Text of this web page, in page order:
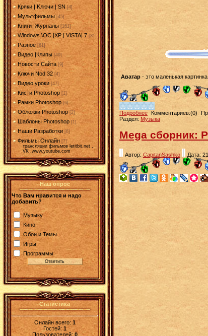
Кряки | Kлючи | SN [4]
Мультфильмы [45]
Книги |Журналы [161]
Windows \OC |XP | VISTA| 7 [31]
Разное [61]
Видео |Клипы [49]
Новости Сайта [9]
Ключи Nod 32 [4]
Видео уроки [47]
Кисти Photoshop [1]
Рамки Photoshop [6]
Обложки Photoshop [2]
Шаблоны Photoshop [1]
Наши Разработки [6]
Фильмы Онлайн [7]
трансляции фильмов letitbit.net ,
VK ,www.youtube.com
Наш опрос
Что Вам нравится и надо
добавить?
Музыку
Кино
Обои и Темы
Игры
Программы
Статистика
Онлайн всего:1
Гостей:1
Пользователей: 0
Аватар- это маленькая
Подробнее Комментариев:(0)
Раздел: Музыка
Mega сборник:
Автор: CapitanSashko Дата: